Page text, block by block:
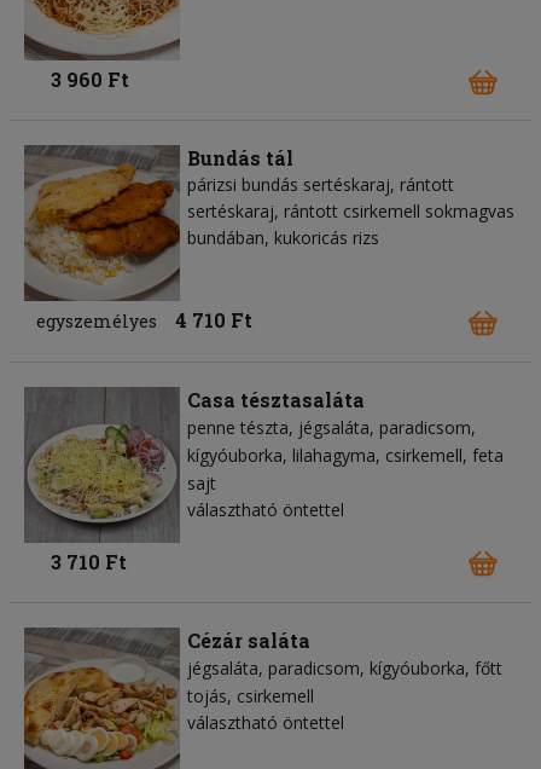
3 960 Ft
Bundás tál
párizsi bundás sertéskaraj, rántott
sertéskaraj, rántott csirkemell sokmagvas
bundában, kukoricás rizs
egyszemélyes 4 710 Ft
Casa tésztasaláta
penne tészta jégsaláta paradicsom
kígyóuborka lilahagyma csirkemell feta
sajt
választható öntettel
3 710 Ft
Cézár saláta
jégsaláta paradicsom kígyóuborka főtt
tojás csirkemell
választható öntettel